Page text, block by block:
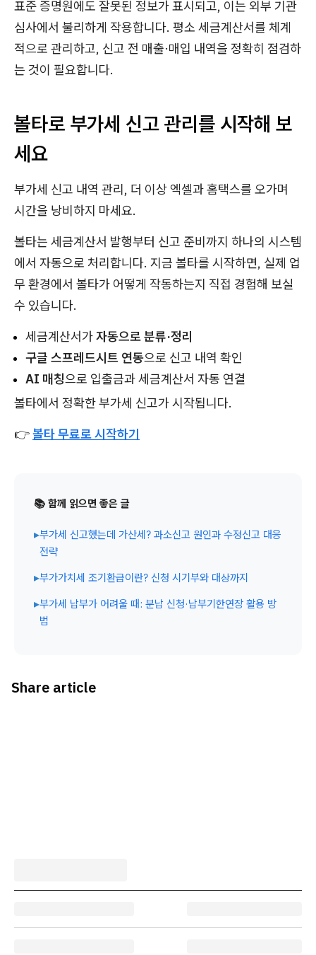
표준 증명원에도 잘못된 정보가 표시되고, 이는 외부 기관
심사에서 불리하게 작용합니다. 평소 세금계산서를 체계
적으로 관리하고, 신고 전 매출·매입 내역을 정확히 점검하
는 것이 필요합니다.
볼타로 부가세 신고 관리를 시작해 보
세요
부가세 신고 내역 관리, 더 이상 엑셀과 홈택스를 오가며
시간을 낭비하지 마세요.
볼타는 세금계산서 발행부터 신고 준비까지 하나의 시스템
에서 자동으로 처리합니다. 지금 볼타를 시작하면, 실제 업
무 환경에서 볼타가 어떻게 작동하는지 직접 경험해 보실
수 있습니다.
세금계산서가자동으로 분류·정리
구글 스프레드시트 연동으로 신고 내역 확인
AI 매칭으로 입출금과 세금계산서 자동 연결
볼타에서 정확한 부가세 신고가 시작됩니다.
👉볼타 무료로 시작하기
📚 함께 읽으면 좋은 글
▸부가세 신고했는데 가산세? 과소신고 원인과 수정신고 대응
전략
▸부가가치세 조기환급이란? 신청 시기부와 대상까지
▸부가세 납부가 어려울 때: 분납 신청·납부기한연장 활용 방
법
Share article